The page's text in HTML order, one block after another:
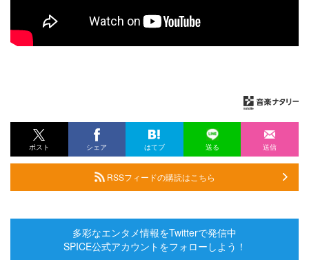
ポスト シェア はてブ 送る 送信
RSSフィードの購読はこちら
多彩なエンタメ情報をTwitterで発信中
SPICE公式アカウントをフォローしよう！